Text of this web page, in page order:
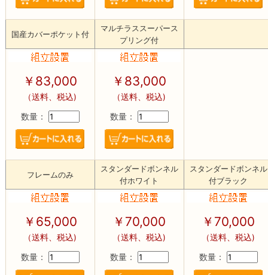
国産カバーポケット付
マルチラススーパース
プリング付
￥83,000
（送料、税込)
数量：
￥83,000
（送料、税込)
数量：
フレームのみ
スタンダードボンネル
付ホワイト
スタンダードボンネル
付ブラック
￥65,000
（送料、税込)
数量：
￥70,000
（送料、税込)
数量：
￥70,000
（送料、税込)
数量：